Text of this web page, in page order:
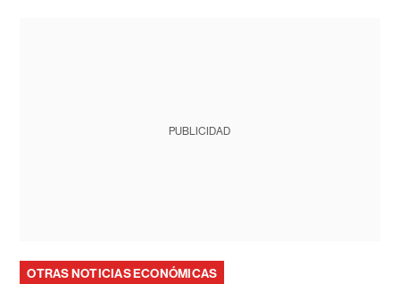
PUBLICIDAD
OTRAS NOTICIAS ECONÓMICAS